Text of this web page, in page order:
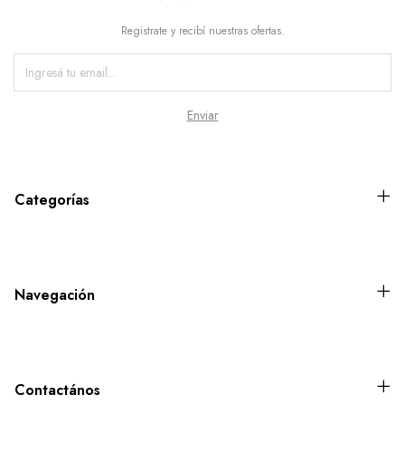
Registrate y recibí nuestras ofertas.
Categorías
Navegación
Contactános